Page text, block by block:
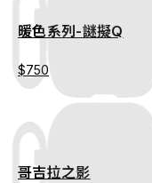
暖色系列-謎擬Q
$750
哥吉拉之影